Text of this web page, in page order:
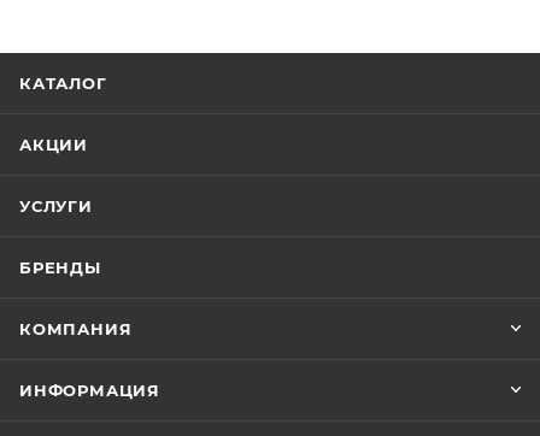
КАТАЛОГ
АКЦИИ
УСЛУГИ
БРЕНДЫ
КОМПАНИЯ
ИНФОРМАЦИЯ